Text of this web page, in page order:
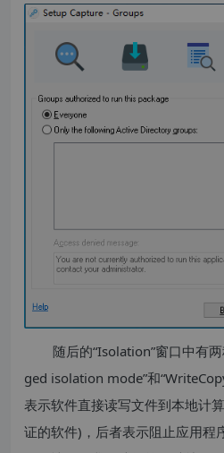
随后的“Isolation”窗口中有
ged isolation mode”和
表示软件直接读写文件到本地计
证的软件)，后者表示阻止应用程